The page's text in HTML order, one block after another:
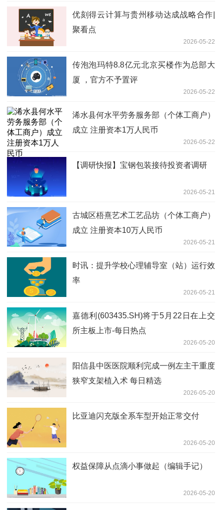
优刻得云计算与贵州移动达成战略合作|
聚看点
2026-05-22
传泡泡玛特8.8亿元北京买楼作为总部大
厦 ，官方不予置评
2026-05-22
浠水县何水平劳务服务部（个体工商户）
成立 注册资本1万人民币
2026-05-22
【调研快报】宝钢包装接待投资者调研
2026-05-21
古城区梧熹艺术工艺品坊（个体工商户）
成立 注册资本10万人民币
2026-05-21
时讯：提升学校心理辅导室（站）运行效
率
2026-05-21
嘉德利(603435.SH)将于5月22日在上交
所主板上市-每日热点
2026-05-20
阳信县中医医院顺利完成一例左主干重度
狭窄支架植入术 每日精选
2026-05-20
比亚迪闪充版全系车型开始正常交付
2026-05-20
权益保障从点滴小事做起（编辑手记）
2026-05-20